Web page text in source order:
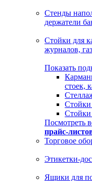
Стенды
держатели
Стойки для
журналов,
Показать
стоек,
Стойки
Стойки
Посмотреть
прайс-
Торговое
Этикетки-
Ящики для